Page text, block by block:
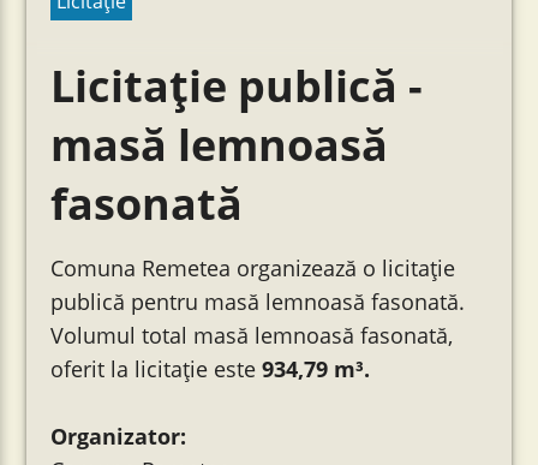
Licitație publică -
masă lemnoasă
fasonată
Comuna Remetea organizează o licitație
publică pentru masă lemnoasă fasonată.
Volumul total masă lemnoasă fasonată,
oferit la licitație este934,79 m³.
Organizator: